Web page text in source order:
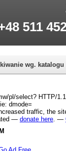
511
wg. katalogu